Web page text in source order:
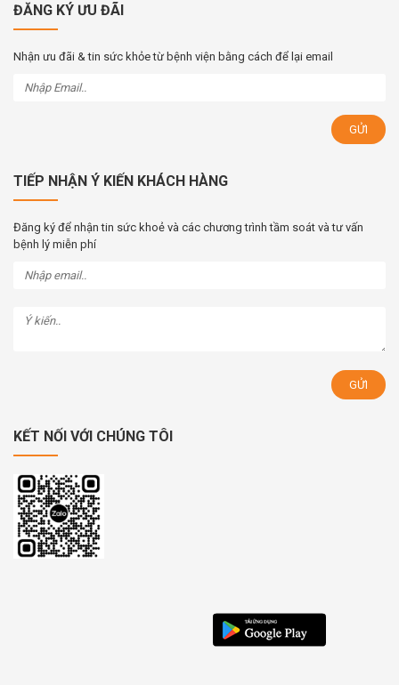
ĐĂNG KÝ ƯU ĐÃI
Nhận ưu đãi & tin sức khỏe từ bệnh viện bằng cách để lại email
TIẾP NHẬN Ý KIẾN KHÁCH HÀNG
Đăng ký để nhận tin sức khoẻ và các chương trình tầm soát và tư vấn
bệnh lý miễn phí
KẾT NỐI VỚI CHÚNG TÔI